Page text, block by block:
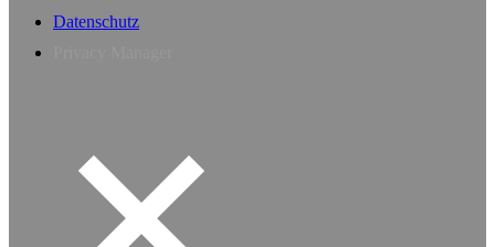
Datenschutz